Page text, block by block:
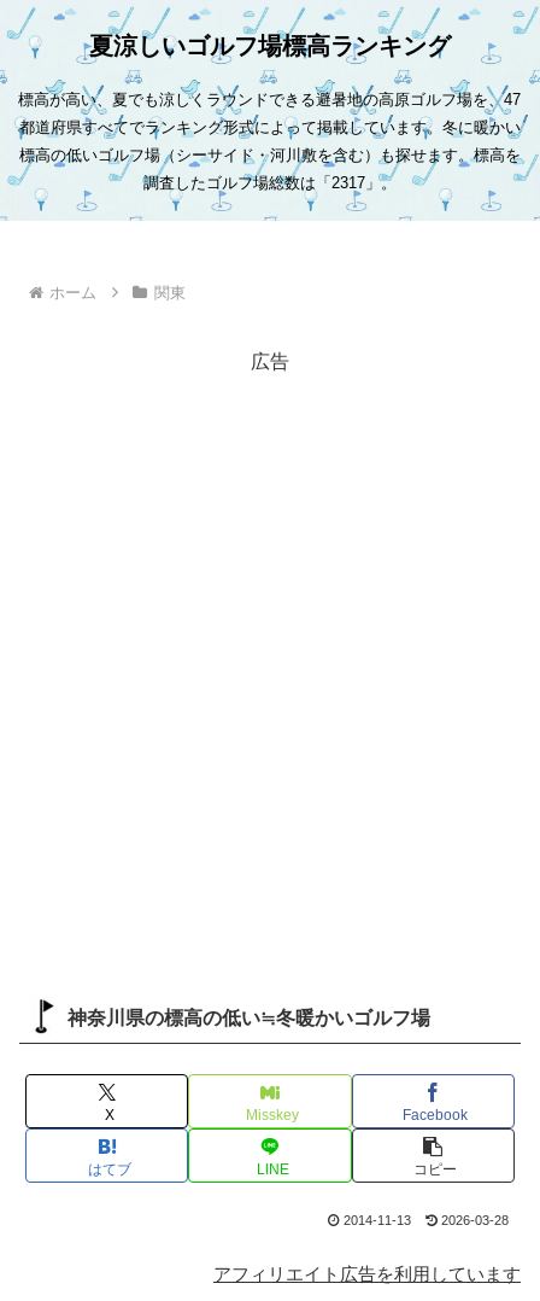
夏涼しいゴルフ場標高ランキング
標高が高い、夏でも涼しくラウンドできる避暑地の高原ゴルフ場を、47
都道府県すべてでランキング形式によって掲載しています。冬に暖かい
標高の低いゴルフ場（シーサイド・河川敷を含む）も探せます。標高を
調査したゴルフ場総数は「2317」。
ホーム 関東
広告
神奈川県の標高の低い≒冬暖かいゴルフ場
X Misskey Facebook
はてブ LINE コピー
2014-11-13 2026-03-28
アフィリエイト広告を利用しています